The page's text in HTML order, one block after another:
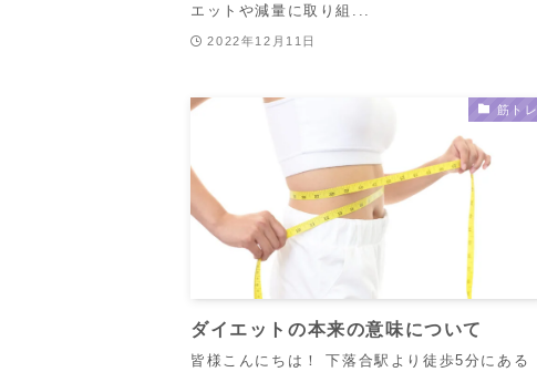
エットや減量に取り組...
2022年12月11日
筋トレ
ダイエットの本来の意味について
皆様こんにちは！ 下落合駅より徒歩5分にある